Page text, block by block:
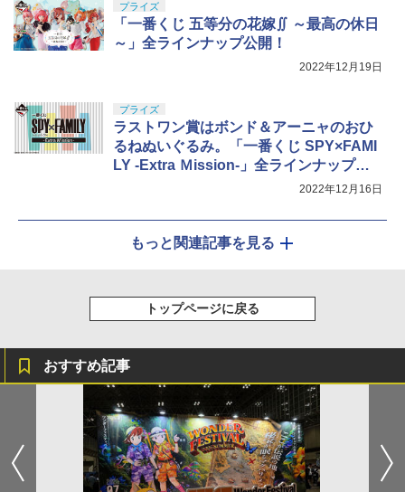
プライズ
「一番くじ 五等分の花嫁∬ ～最高の休日
～」全ラインナップ公開！
2022年12月19日
プライズ
ラストワン賞はボンド＆アーニャのおひ
るねぬいぐるみ。「一番くじ SPY×FAMI
LY -Extra Ｍission-」全ラインナップが
2022年12月16日
もっと関連記事を見る
トップページに戻る
おすすめ記事